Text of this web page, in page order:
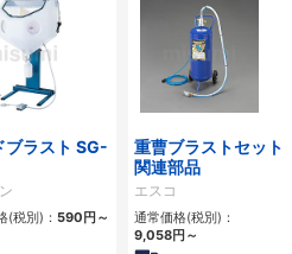
ブラスト SG-
(税別)： 590円～
重曹ブラストセット
関連部品
エスコ
通常価格(税別)：
9,058円～